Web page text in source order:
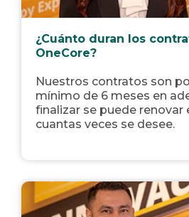
¿Cuánto duran los
OneCore?
Nuestros contratos son
mínimo de 6 meses en
finalizar se puede renovar
cuantas veces se desee.